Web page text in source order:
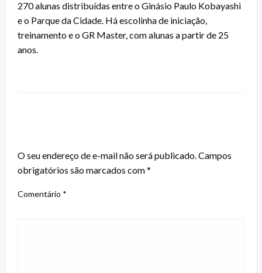
270 alunas distribuídas entre o Ginásio Paulo Kobayashi
e o Parque da Cidade. Há escolinha de iniciação,
treinamento e o GR Master, com alunas a partir de 25
anos.
O seu endereço de e-mail não será publicado. Campos
obrigatórios são marcados com*
Comentário *